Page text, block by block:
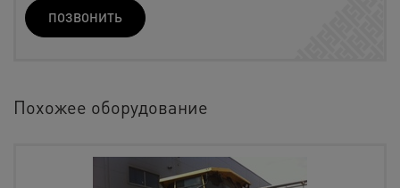
ПОЗВОНИТЬ
Похожее оборудование